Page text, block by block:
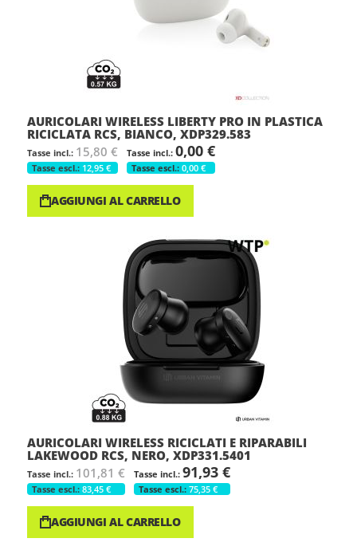
AURICOLARI WIRELESS LIBERTY PRO IN PLASTICA
RICICLATA RCS, BIANCO, XDP329.583
15,80 €
12,95 €
0,00 €
0,00 €
AGGIUNGI AL CARRELLO
AURICOLARI WIRELESS RICICLATI E RIPARABILI
LAKEWOOD RCS, NERO, XDP331.5401
101,81 €
83,45 €
91,93 €
75,35 €
AGGIUNGI AL CARRELLO